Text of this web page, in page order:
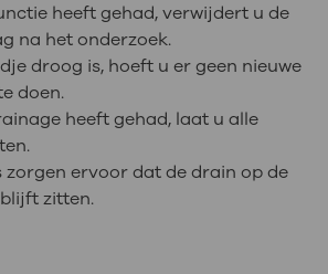
heeft gehad, verwijdert u de
na het onderzoek.
droog is, hoeft u er geen nieuwe
doen.
heeft gehad, laat u alle
zorgen ervoor dat de drain op de
zitten.